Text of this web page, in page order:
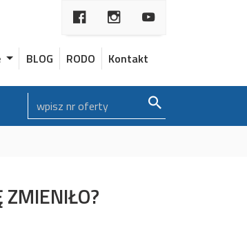
BLOG RODO Kontakt